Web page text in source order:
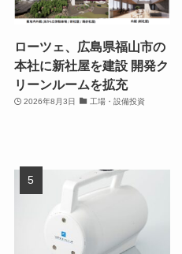
ローツェ、広島県福山市の
本社に新社屋を建設 開発ク
リーンルームを拡充
2026年8月3日 工場・設備投資